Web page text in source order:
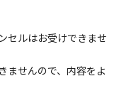
セルはお受けできませ
ませんので、内容をよ